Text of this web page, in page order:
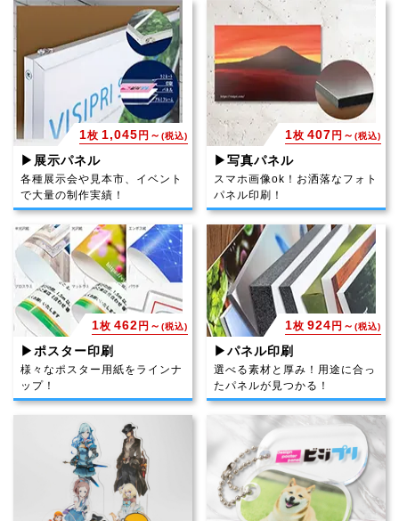
▶展示パネル
各種展示会や見本市、イベント
で大量の制作実績！
1枚 1,045 円～ (税込)
▶写真パネル
スマホ画像ok！お洒落なフォト
パネル印刷！
1枚 407 円～ (税込)
▶ポスター印刷
様々なポスター用紙をラインナ
ップ！
1枚 462 円～ (税込)
▶パネル印刷
選べる素材と厚み！用途に合っ
たパネルが見つかる！
1枚 924 円～ (税込)